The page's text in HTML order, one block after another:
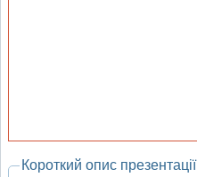
Короткий опис презентації